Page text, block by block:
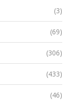
(3)
(69)
(306)
(433)
(46)